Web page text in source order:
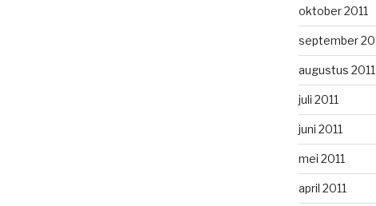
oktober 2011
september
augustus 2011
juli 2011
juni 2011
mei 2011
april 2011